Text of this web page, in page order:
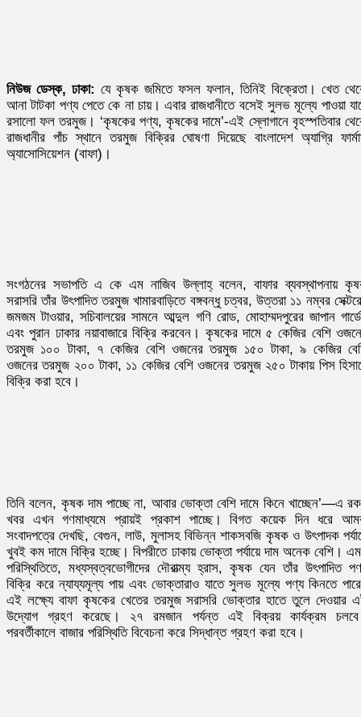
নিউজ ডেস্ক, ঢাকা: যে কৃষক জমিতে ফসল ফলান, তিনিই বিক্রেতা। খেত
আনা টাটকা পণ্য পেতে কে না চায়। এবার রাজধানীতে বসেই সুলভ মূল্যে পাওয়া
রসালো ফল তরমুজ। ‘কৃষকের পণ্য, কৃষকের দামে’-এই স্লোগানে বৃহস্পতিবার
রাজধানীর পাঁচ স্থানে তরমুজ বিক্রির ঘোষণা দিয়েছে বাংলাদেশ অ্যাগ্রি
অ্যাসোসিয়েশন (বাফা)।
সংগঠনের সভাপতি এ কে এম নাজিব উল্লাহ্ বলেন, বাফার ব্যবস্থাপনায়
সরাসরি তাঁর উৎপাদিত তরমুজ খামারবাড়িতে বঙ্গবন্ধু চত্বর, উত্তরা ১১ নম্বর
জমজম টাওয়ার, সচিবালয়ের সামনে আব্দুল গণি রোড, মোহাম্মদপুরের জাপান
এবং পুরান ঢাকার নয়াবাজারে বিক্রি করবেন। কৃষকের দামে ৫ কেজির বেশি
তরমুজ ১০০ টাকা, ৭ কেজির বেশি ওজনের তরমুজ ১৫০ টাকা, ৯ কেজির
ওজনের তরমুজ ২০০ টাকা, ১১ কেজির বেশি ওজনের তরমুজ ২৫০ টাকায় পিস
বিক্রি করা হবে।
তিনি বলেন, কৃষক দাম পাচ্ছে না, আবার ভোক্তা বেশি দামে কিনে খাচ্ছেন’—এ
খবর এখন গণমাধ্যমে প্রায়ই প্রকাশ পাচ্ছে। বিগত কয়েক দিন ধরে
সংবাদপত্রে দেখছি, বেগুন, লাউ, মুলাসহ বিভিন্ন শাকসবজি কৃষক ও উৎপাদক
খুবই কম দামে বিক্রি হচ্ছে। বিপরীতে ঢাকায় ভোক্তা পর্যায়ে দাম অনেক বেশি।
পরিস্থিতিতে, মধ্যস্বত্বভোগীদের দৌরাত্ম্য হ্রাস, কৃষক যেন তাঁর উৎপাদিত
বিক্রি করে ন্যায্যমূল্য পায় এবং ভোক্তারাও যাতে সুলভ মূল্যে পণ্য কিনতে
এই লক্ষ্যে বাফা কৃষকের খেতের তরমুজ সরাসরি ভোক্তার হাতে তুলে দেওয়ার
উদ্যোগ গ্রহণ করেছে। ২৭ রমজান পর্যন্ত এই বিক্রয় কার্যক্রম
পরবর্তীকালে বাজার পরিস্থিতি বিবেচনা করে সিদ্ধান্ত গ্রহণ করা হবে।